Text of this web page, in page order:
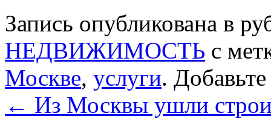
Запись опубликована в
НЕДВИЖИМОСТЬ с
Москве, услуги.
← Из Москвы ушли